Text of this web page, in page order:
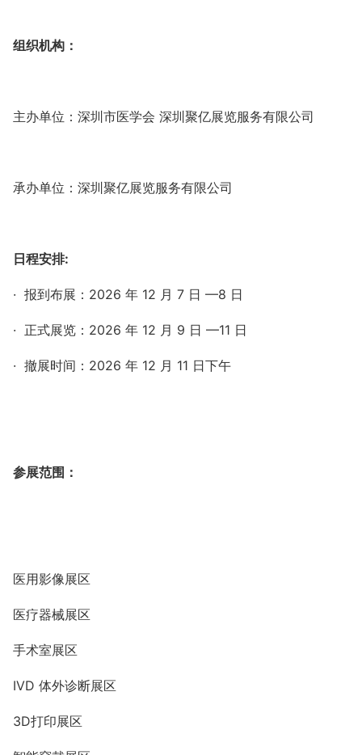
组织机构 ：
主办单位：深圳市医学会 深圳聚亿展览服务有限公司
承办单位：深圳聚亿展览服务有限公司
日程安排:
· 报到布展： 2026 年 12 月 7 日 —8 日
· 正式展览： 2026 年 12 月 9 日 —11 日
· 撤展时间： 2026 年 12 月 11 日下午
参展范围：
医用影像展区
医疗器械展区
手术室展区
IVD 体外诊断展区
3D打印展区